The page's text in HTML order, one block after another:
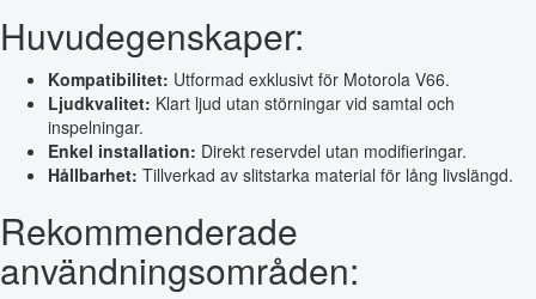
Huvudegenskaper:
Kompatibilitet: Utformad exklusivt för Motorola V66.
Ljudkvalitet: Klart ljud utan störningar vid samtal och
inspelningar.
Enkel installation: Direkt reservdel utan modifieringar.
Hållbarhet: Tillverkad av slitstarka material för lång livslängd.
Rekommenderade
användningsområden: